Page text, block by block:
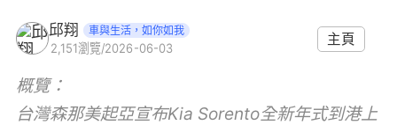
邱翔 車與生活，如你如我
2,151瀏覽/2026-06-03
主頁
概覽：
台灣森那美起亞宣布Kia Sorento全新年式到港上